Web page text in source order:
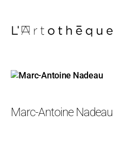
Marc-Antoine Nadeau